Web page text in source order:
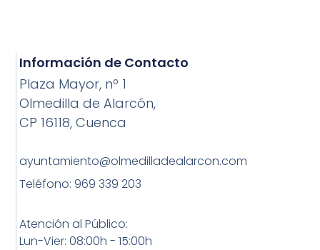
Información de Contacto
Plaza Mayor, nº 1
Olmedilla de Alarcón,
CP 16118, Cuenca
ayuntamiento@olmedilladealarcon.com
Teléfono: 969 339 203
Atención al Público:
Lun-Vier: 08:00h - 15:00h